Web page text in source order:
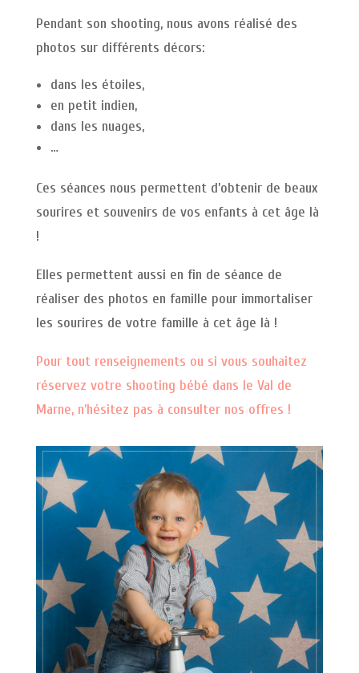
Pendant son shooting, nous avons réalisé des
photos sur différents décors:
dans les étoiles,
en petit indien,
dans les nuages,
…
Ces séances nous permettent d’obtenir de beaux
sourires et souvenirs de vos enfants à cet âge là
!
Elles permettent aussi en fin de séance de
réaliser des photos en famille pour immortaliser
les sourires de votre famille à cet âge là !
Pour tout renseignements ou si vous souhaitez
réservez votre shooting bébé dans le Val de
Marne, n’hésitez pas à consulter nos offres !